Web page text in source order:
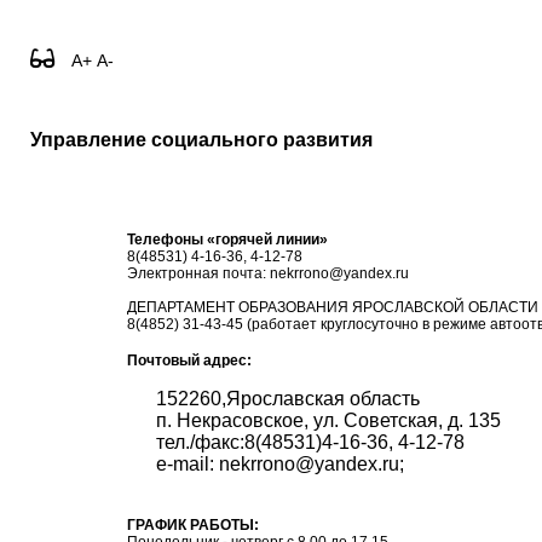
A+ A-
Управление социального развития
Телефоны «горячей линии»
8(48531) 4-16-36, 4-12-78
Электронная почта: nekrrono@yandex.ru
ДЕПАРТАМЕНТ ОБРАЗОВАНИЯ ЯРОСЛАВСКОЙ ОБЛАСТИ
8(4852) 31-43-45 (работает круглосуточно в режиме
Почтовый адрес:
152260,Ярославская область
п. Некрасовское, ул. Советская, д. 135
тел./факс:8(48531)4-16-36, 4-12-78
e-mail: nekrrono@yandex.ru;
ГРАФИК РАБОТЫ: